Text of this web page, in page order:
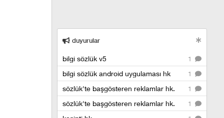
duyurular
1
bilgi sözlük v5
1
bilgi sözlük android uygulaması hk
1
sözlük'te başgösteren reklamlar hk.
1
sözlük'te başgösteren reklamlar hk.